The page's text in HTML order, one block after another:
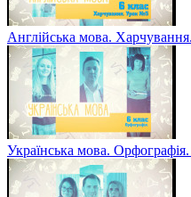
Англійська мова.
Українська мова.